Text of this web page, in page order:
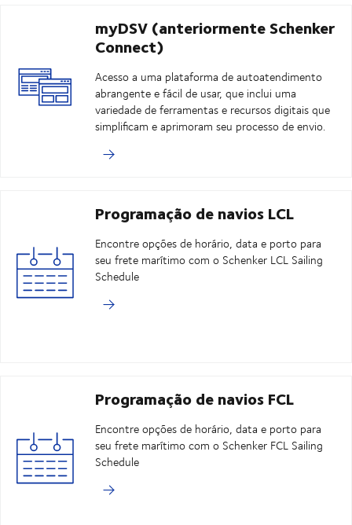
myDSV (anteriormente Schenker
Connect)
Acesso a uma plataforma de autoatendimento
abrangente e fácil de usar, que inclui uma
variedade de ferramentas e recursos digitais que
simplificam e aprimoram seu processo de envio.
Programação de navios LCL
Encontre opções de horário, data e porto para
seu frete marítimo com o Schenker LCL Sailing
Schedule
Programação de navios FCL
Encontre opções de horário, data e porto para
seu frete marítimo com o Schenker FCL Sailing
Schedule